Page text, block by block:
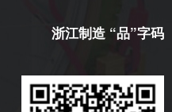
浙江制造 “品”字码